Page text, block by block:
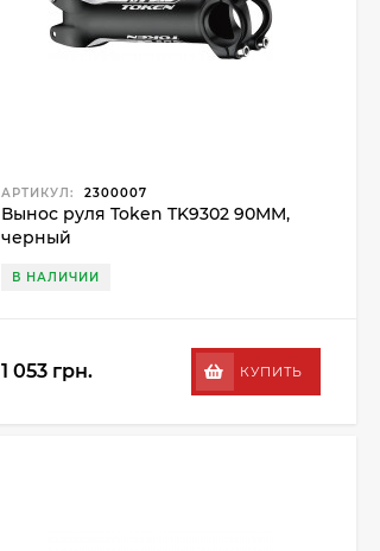
АРТИКУЛ: 2300007
Вынос руля Token TK9302 90MM,
черный
В НАЛИЧИИ
1 053 грн. КУПИТЬ